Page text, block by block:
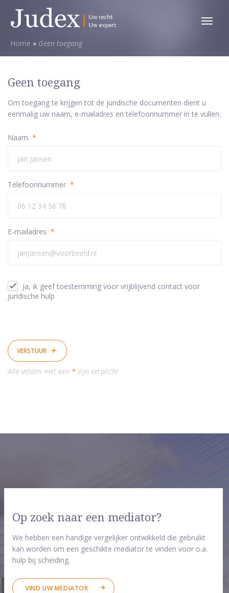
Toggle
Home » Geen toegang
Geen toegang
Om toegang te krijgen tot de juridische documenten dient u
eenmalig uw naam, e-mailadres en telefoonnummer in te vullen.
Naam *
Telefoonnummer *
E-mailadres *
Ja, ik geef toestemming voor vrijblijvend contact voor
juridische hulp
VERSTUUR
Alle velden met een * zijn verplicht
Op zoek naar een mediator?
We hebben een handige vergelijker ontwikkeld die gebruikt
kan worden om een geschikte mediator te vinden voor o.a.
hulp bij scheiding.
VIND UW MEDIATOR